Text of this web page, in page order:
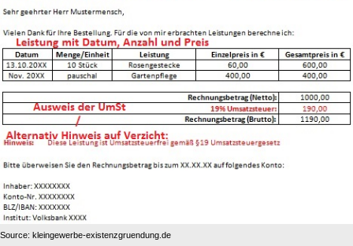
Source: kleingewerbe-existenzgruendung.de